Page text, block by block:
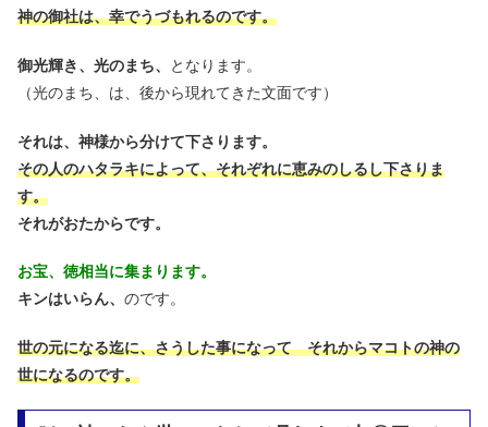
神の御社は、幸でうづもれるのです。
御光輝き、光のまち、
となります。
（光のまち、は、後から現れてきた文面です）
それは、神様から分けて下さります。
その人のハタラキによって、それぞれに恵みのしるし下さりま
す。
それがおたからです。
お宝、徳相当に集まります。
キンはいらん、 のです。
世の元になる迄に、さうした事になって それからマコトの神の
世になるのです。